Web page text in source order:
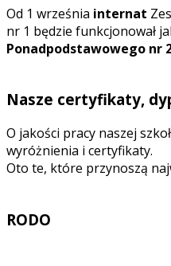
Od 1 września internat
nr 1 będzie funkcjonował
Ponadpodstawowego nr
Nasze certyfikaty,
O jakości pracy naszej
wyróżnienia i certyfikaty.
Oto te, które przynoszą
RODO